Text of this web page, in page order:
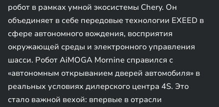
робот в рамках умной экосистемы Chery. Он
объединяет в себе передовые технологии EXEED в
сфере автономного вождения, восприятия
окружающей среды и электронного управления
шасси. Робот AiMOGA Mornine справился с
«автономным открыванием дверей автомобиля» в
реальных условиях дилерского центра 4S. Это
стало важной вехой: впервые в отрасли